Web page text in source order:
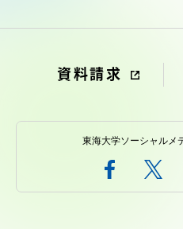
資料請求
東海大学ソーシャルメ